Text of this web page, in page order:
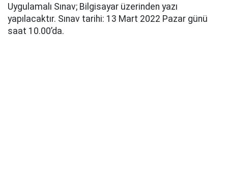
Uygulamalı Sınav; Bilgisayar üzerinden yazı
yapılacaktır. Sınav tarihi: 13 Mart 2022 Pazar günü
saat 10.00’da.